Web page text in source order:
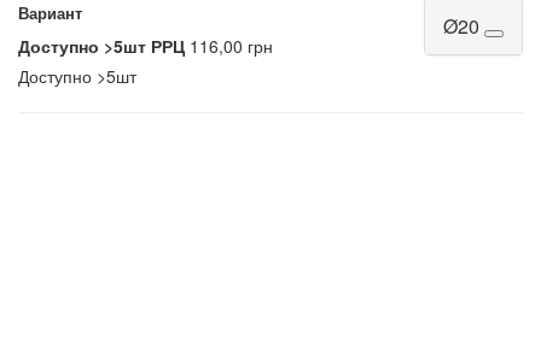
Вариант Ø20
Доступно >5шт РРЦ116,00 грн
Доступно >5шт